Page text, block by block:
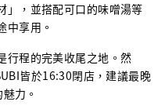
」，並搭配可口的味噌湯等
中享用。
行程的完美收尾之地。然
皆於16:30閉店，建議最晚
力。